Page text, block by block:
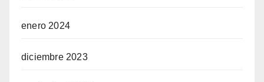
enero 2024
diciembre 2023